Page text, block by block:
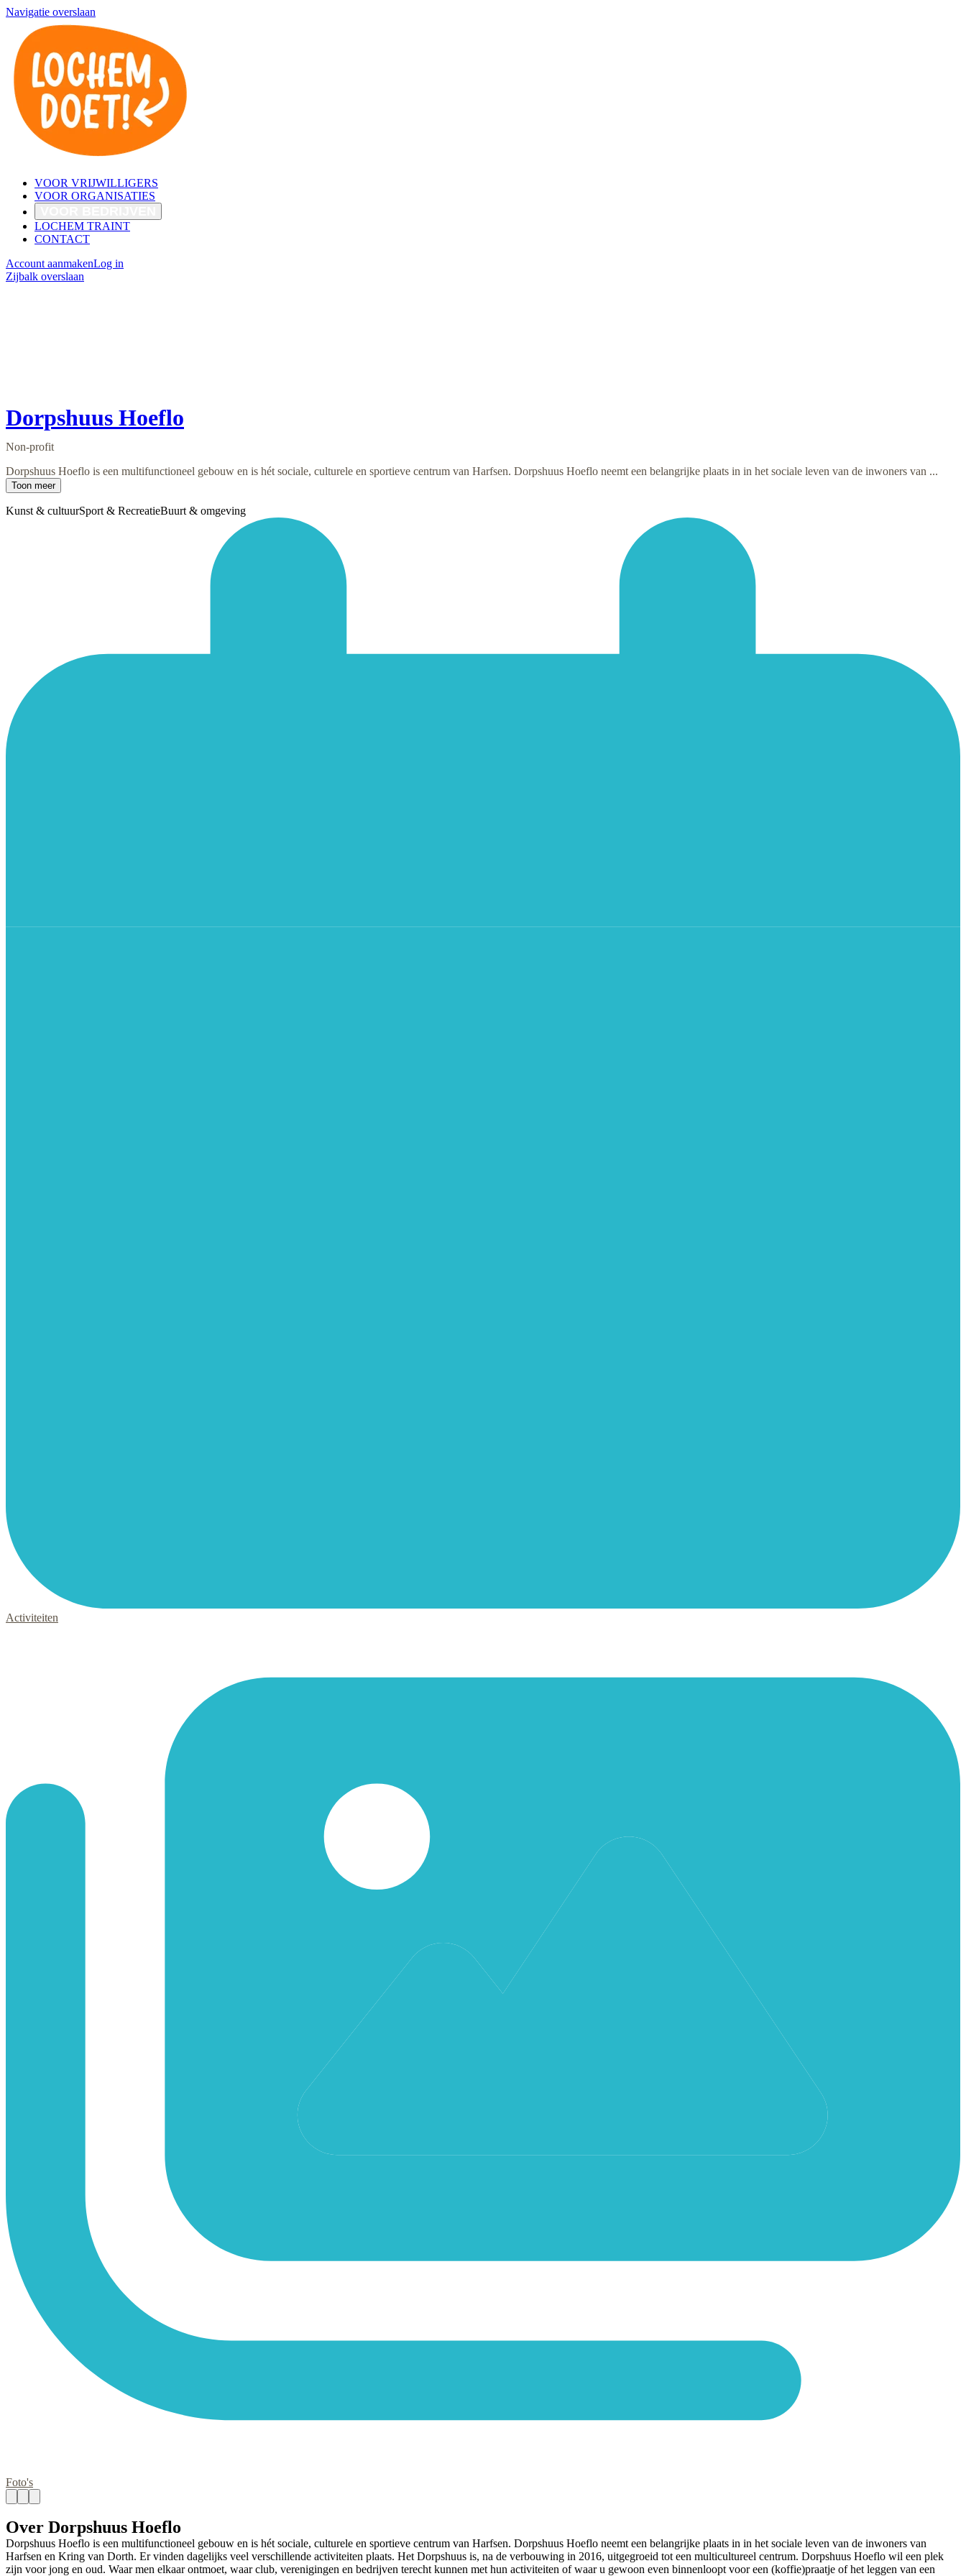
Navigatie overslaan
VOOR VRIJWILLIGERS
VOOR ORGANISATIES
LOCHEM TRAINT
CONTACT
Account aanmakenLog in
Zijbalk overslaan
Dorpshuus Hoeflo
Non-profit
Dorpshuus Hoeflo is een multifunctioneel gebouw en is hét sociale, culturele en sportieve centrum van Harfsen. Dorpshuus Hoeflo neemt een belangrijke plaats in in het sociale leven van de inwoners van ...
Toon meer
Kunst & cultuurSport & RecreatieBuurt & omgeving
Activiteiten
Foto's
Over Dorpshuus Hoeflo
Dorpshuus Hoeflo is een multifunctioneel gebouw en is hét sociale, culturele en sportieve centrum van Harfsen. Dorpshuus Hoeflo neemt een belangrijke plaats in in het sociale leven van de inwoners van
Harfsen en Kring van Dorth. Er vinden dagelijks veel verschillende activiteiten plaats. Het Dorpshuus is, na de verbouwing in 2016, uitgegroeid tot een multicultureel centrum. Dorpshuus Hoeflo wil een plek
zijn voor jong en oud. Waar men elkaar ontmoet, waar club, verenigingen en bedrijven terecht kunnen met hun activiteiten of waar u gewoon even binnenloopt voor een (koffie)praatje of het leggen van een